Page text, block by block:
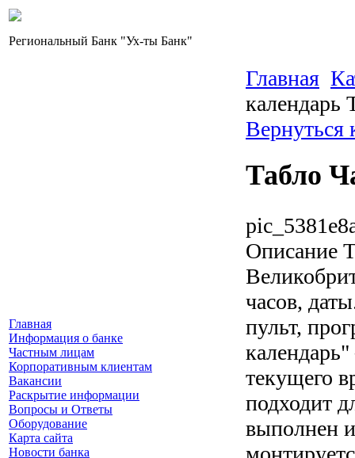
Региональный Банк "Ух-ты Банк"
Главная
Информация о банке
Частным лицам
Корпоративным клиентам
Вакансии
Раскрытие информации
Вопросы и Ответы
Оборудование
Карта сайта
Новости банка
Главная
Вернуться
Табло
Описание
часов,
пульт,
текущего
подходит
выполнен